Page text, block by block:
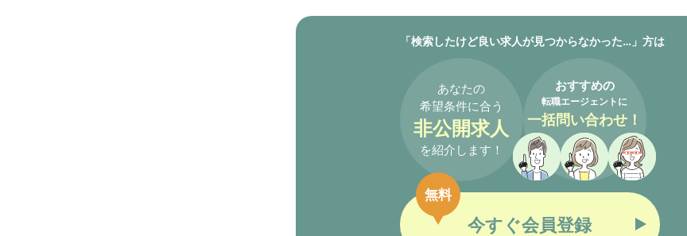
「検索したけど良い求人が見つからなかった…」方は
あなたの
希望条件に合う
非公開求人
を紹介します！
おすすめの
転職エージェントに
一括問い合わせ！
今すぐ会員登録
無料